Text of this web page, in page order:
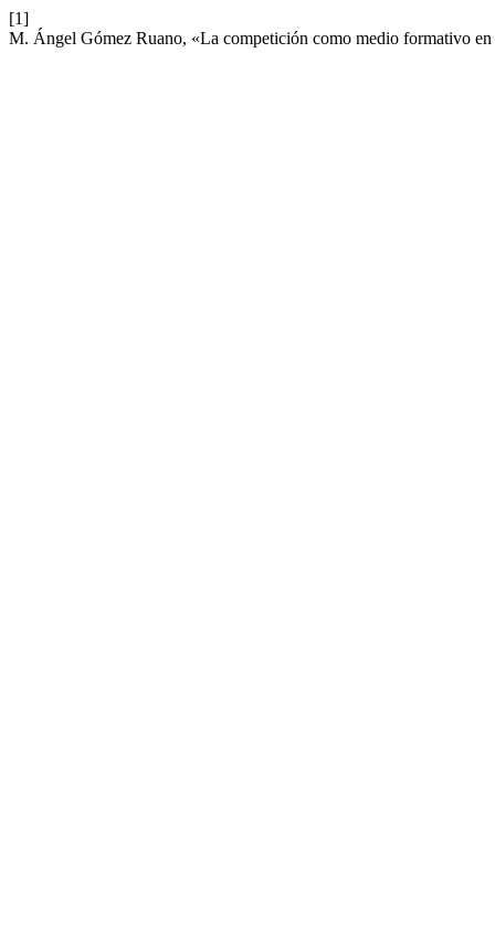
[1]
M. Ángel Gómez Ruano, «La competición como medio formativo